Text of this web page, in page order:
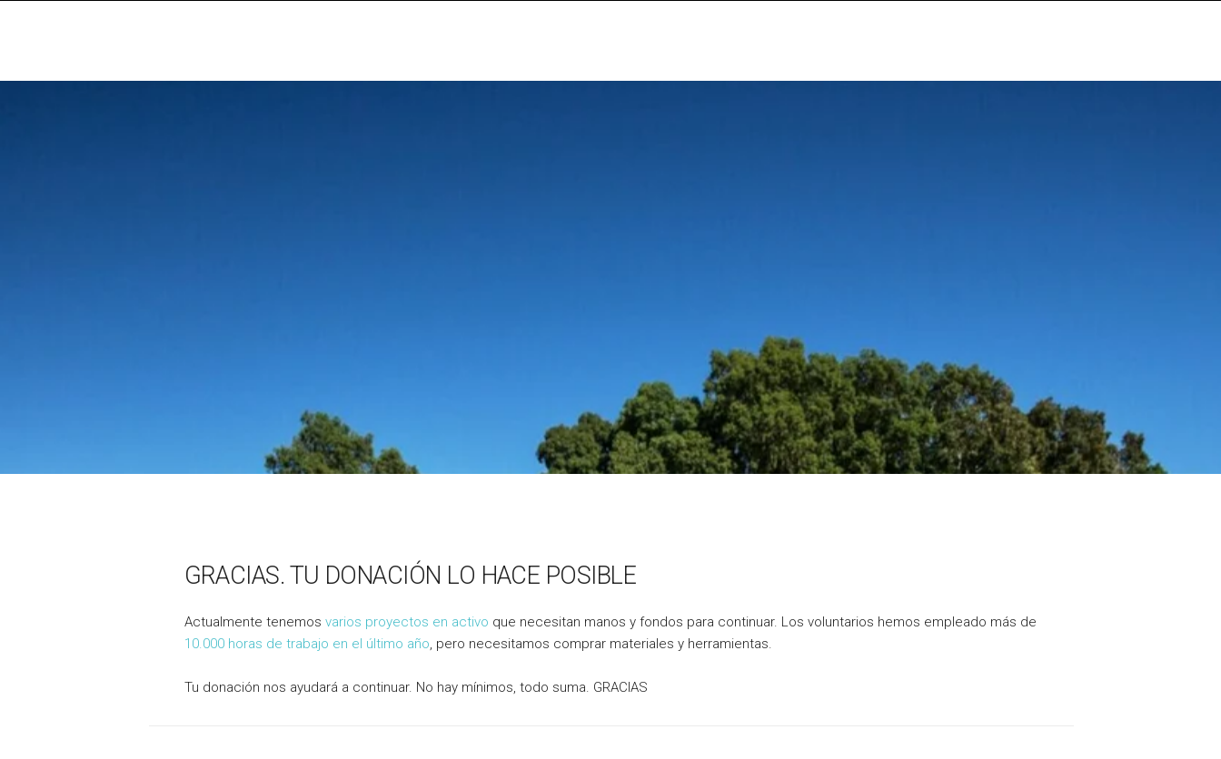
GRACIAS. TU DONACIÓN LO HACE POSIBLE
Actualmente tenemos varios proyectos en activo que necesitan manos y fondos para continuar. Los voluntarios hemos empleado más de
10.000 horas de trabajo en el último año, pero necesitamos comprar materiales y herramientas.
Tu donación nos ayudará a continuar. No hay mínimos, todo suma. GRACIAS